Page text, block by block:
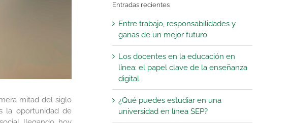
mitad del siglo
la oportunidad de
Entradas recientes
Entre trabajo, responsabilidades y
ganas de un mejor futuro
Los docentes en la educación en
línea: el papel clave de la enseñanza
digital
¿Qué puedes estudiar en una
universidad en línea SEP?